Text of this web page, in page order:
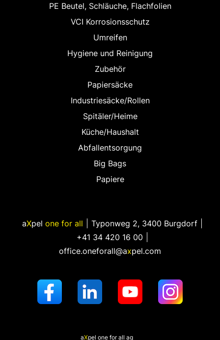
PE Beutel, Schläuche, Flachfolien
VCI Korrosionsschutz
Umreifen
Hygiene und Reinigung
Zubehör
Papiersäcke
Industriesäcke/Rollen
Spitäler/Heime
Küche/Haushalt
Abfallentsorgung
Big Bags
Papiere
aXpel one for all Typonweg 2, 3400 Burgdorf
+41 34 420 16 00
office.oneforall@axpel.com
aXpel one for all ag